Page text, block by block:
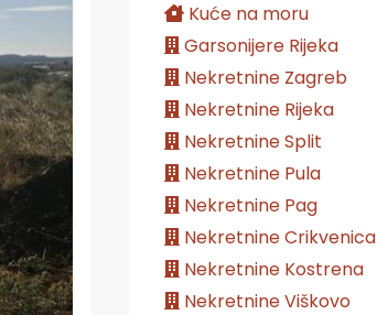
Kuće na moru
Garsonijere Rijeka
Nekretnine Zagreb
Nekretnine Rijeka
Nekretnine Split
Nekretnine Pula
Nekretnine Pag
Nekretnine Crikvenica
Nekretnine Kostrena
Nekretnine Viškovo